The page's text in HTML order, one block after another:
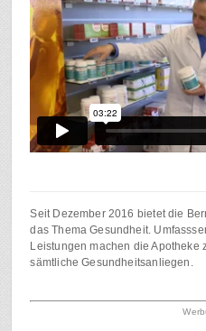
Seit Dezember 2016 bietet die
das Thema Gesundheit.
Leistungen machen die
sämtliche Gesundheitsanliegen.